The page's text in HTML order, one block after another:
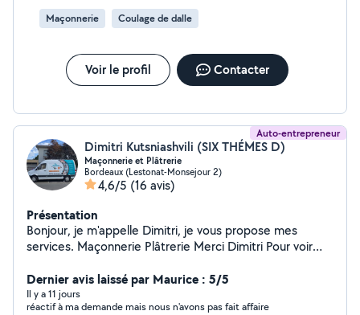
Maçonnerie Coulage de dalle
Voir le profil Contacter
Auto-entrepreneur
Dimitri Kutsniashvili (SIX THÉMES D)
Maçonnerie et Plâtrerie
Bordeaux (Lestonat-Monsejour 2)
4,6/5 (16 avis)
Présentation
Bonjour, je m'appelle Dimitri, je vous propose mes
services. Maçonnerie Plâtrerie Merci Dimitri Pour voir
: Giorgi Kutsniashvili
Dernier avis laissé par Maurice : 5/5
Il y a 11 jours
réactif à ma demande mais nous n'avons pas fait affaire